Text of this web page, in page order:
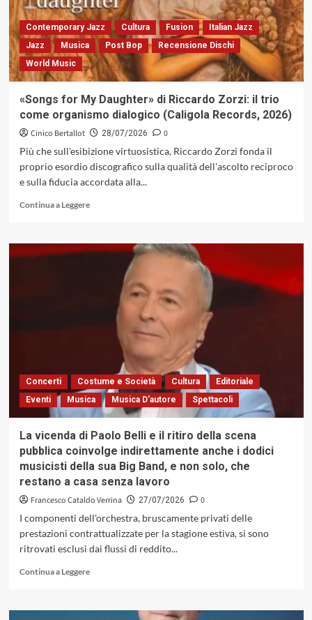
omaggio
a
Camilleri
con
un
ospite
l’ispettore
Fazio
del
Montalbano
Contemporary Jazz Cultura Fusion
Italian Jazz
Jazz
Musica Post Bop
Recensione Dischi
World Music
«Songs for My Daughter» di Riccardo Zorzi: il trio
come organismo dialogico (Caligola Records, 2026)
Cinico Bertallot 28/07/2026
0
Più che sull'esibizione virtuosistica, Riccardo Zorzi fonda il
proprio esordio discografico sulla qualità dell'ascolto reciproco
e sulla fiducia accordata alla...
Continua a LeggereLeggi
su
«Songs
Daughter»
Riccardo
come
organismo
dialogico
(Caligola
2026)
Concerti Costume e Società Cultura
Editoriale
Eventi
Musica Musica D'autore Spettacoli
La vicenda di Paolo Belli e il ritiro della scena
pubblica coinvolge indirettamente anche i dodici
musicisti della sua Big Band, e non solo, che
restano a casa senza lavoro
Francesco Cataldo Verrina 27/07/2026
0
I componenti dell'orchestra, bruscamente privati delle
prestazioni contrattualizzate per la stagione estiva, si sono
ritrovati esclusi dai flussi di reddito...
Continua a LeggereLeggi
su